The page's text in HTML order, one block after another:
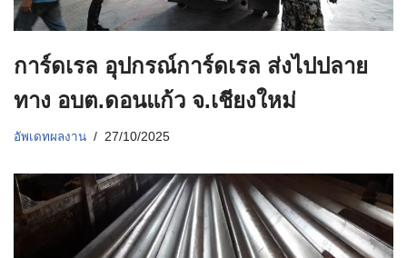
การ์ดเรล อุปกรณ์การ์ดเรล ส่งไปปลาย
ทาง อบต.ดอนแก้ว จ.เชียงใหม่
อัพเดทผลงาน 27/10/2025